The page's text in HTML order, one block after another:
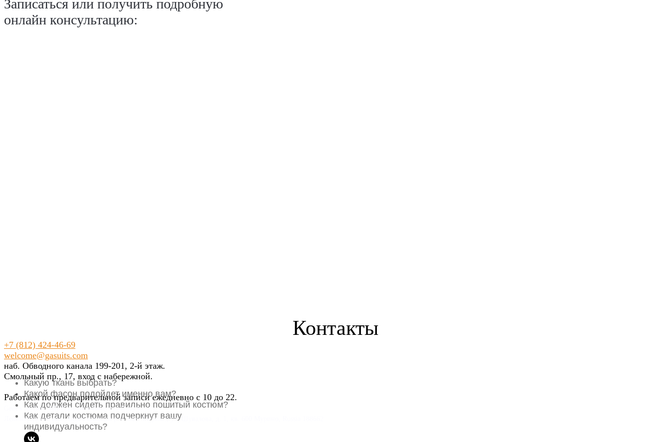
Записаться или получить подробную
онлайн консультацию:
Какую ткань выбрать?
Какой фасон подойдет именно вам?
Как должен сидеть правильно пошитый костюм?
Как детали костюма подчеркнут вашу
индивидуальность?
Контакты
+7 (812) 424-46-69
welcome@gasuits.com
наб. Обводного канала 199-201, 2-й этаж.
Смольный пр., 17, вход с набережной.
Работаем по предварительной записи ежедневно с 10 до 22.
Gent’s Atelier / ИП Вдовичев Вячеслав Витальевич
Ленинградская обл., Всеволожский р-н, пос. Мурино, ул. Шувалова, д. 1, кв. 600 Мурино, Russia 188662